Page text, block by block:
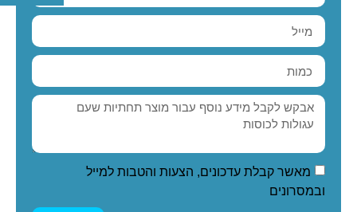
מאשר קבלת עדכונים, הצעות והטבות למייל
ובמסרונים